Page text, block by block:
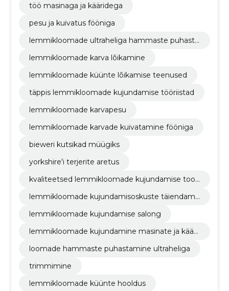
töö masinaga ja kääridega
pesu ja kuivatus fööniga
lemmikloomade ultraheliga hammaste puhasta
lemmikloomade karva lõikamine
lemmikloomade küünte lõikamise teenused
täppis lemmikloomade kujundamise tööriistad
lemmikloomade karvapesu
lemmikloomade karvade kuivatamine fööniga
bieweri kutsikad müügiks
yorkshire'i terjerite aretus
kvaliteetsed lemmikloomade kujundamise toot
lemmikloomade kujundamisoskuste täiendami
lemmikloomade kujundamise salong
lemmikloomade kujundamine masinate ja kääri
loomade hammaste puhastamine ultraheliga
trimmimine
lemmikloomade küünte hooldus